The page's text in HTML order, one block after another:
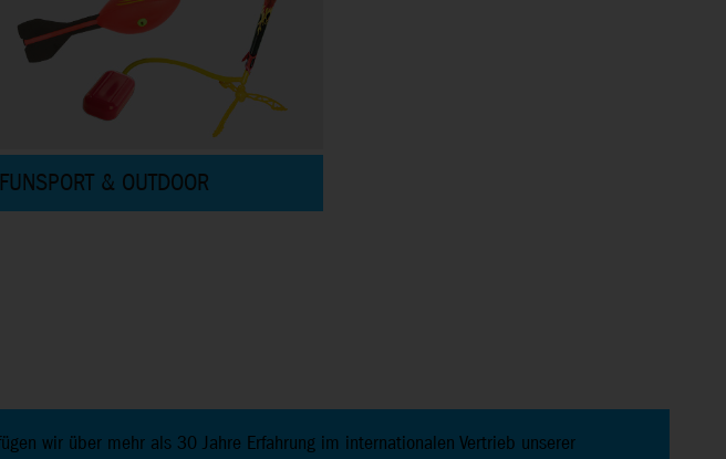
FUNSPORT & OUTDOOR
wir über mehr als 30 Jahre Erfahrung im internationalen Vertrieb unserer